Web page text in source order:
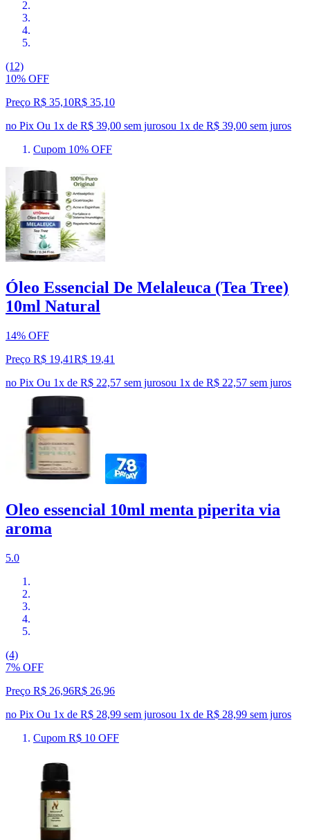
(12)
10% OFF
Preço R$ 35,10R$ 35,10
no Pix Ou 1x de R$ 39,00 sem jurosou 1x de R$ 39,00 sem juros
Cupom 10% OFF
Óleo Essencial De Melaleuca (Tea Tree)
10ml Natural
14% OFF
Preço R$ 19,41R$ 19,41
no Pix Ou 1x de R$ 22,57 sem jurosou 1x de R$ 22,57 sem juros
Oleo essencial 10ml menta piperita via
aroma
5.0
(4)
7% OFF
Preço R$ 26,96R$ 26,96
no Pix Ou 1x de R$ 28,99 sem jurosou 1x de R$ 28,99 sem juros
Cupom R$ 10 OFF